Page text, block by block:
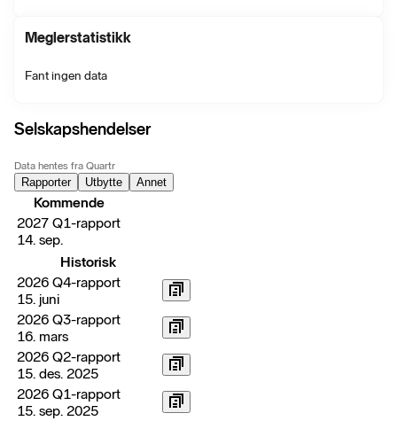
Meglerstatistikk
Fant ingen data
Selskapshendelser
Data hentes fra Quartr
Rapporter Utbytte Annet
Kommende
2027 Q1-rapport
14. sep.
Historisk
2026 Q4-rapport
15. juni
2026 Q3-rapport
16. mars
2026 Q2-rapport
15. des. 2025
2026 Q1-rapport
15. sep. 2025